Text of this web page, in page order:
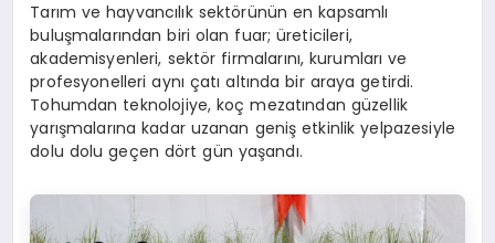
Tarım ve hayvancılık sektörünün en kapsamlı
buluşmalarından biri olan fuar; üreticileri,
akademisyenleri, sektör firmalarını, kurumları ve
profesyonelleri aynı çatı altında bir araya getirdi.
Tohumdan teknolojiye, koç mezatından güzellik
yarışmalarına kadar uzanan geniş etkinlik yelpazesiyle
dolu dolu geçen dört gün yaşandı.